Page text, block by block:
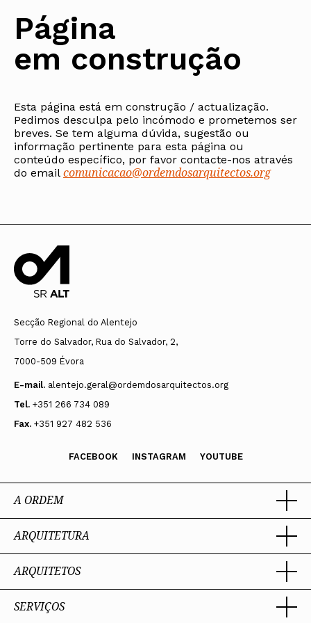
Nacional
Conselho Fiscal
Conselho Diretivo Regional
Conselho de Disciplina
Regional
Colégios
CAU
Glossário de
Arquitectura de
Autor
Protocolos
Institucionais
Protocolos Comerciais
SILUC
Apoio jurídico
Madeira
Açores
Notícias
Centro
Lisboa e Vale do Tejo
Alentejo
Algarve
Madeira
Açores
Página
em construção
Esta página está em construção / actualização.
Pedimos desculpa pelo incómodo e prometemos ser
breves. Se tem alguma dúvida, sugestão ou
informação pertinente para esta página ou
conteúdo específico, por favor contacte-nos através
do email comunicacao@ordemdosarquitectos.org
Secção Regional do Alentejo
Torre do Salvador, Rua do Salvador, 2,
7000-509 Évora
E-mail. alentejo.geral@ordemdosarquitectos.org
Tel. +351 266 734 089
Fax. +351 927 482 536
FACEBOOK INSTAGRAM YOUTUBE
A ORDEM
Ordem dos Arquitectos
Sobre a OA
Legado
Estatuto e Regulamentos
ARQUITETURA
Trabalhar com Arquiteto
Porquê um Arquiteto
Boas práticas
ARQUITETOS
Portal dos Arquitectos
SERVIÇOS